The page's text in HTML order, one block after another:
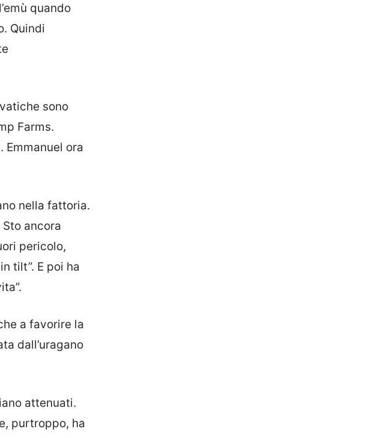
quando
Quindi
sono
Farms.
ora
nella fattoria.
ancora
pericolo,
tilt”. E poi ha
a favorire la
dall’uragano
attenuati.
purtroppo, ha